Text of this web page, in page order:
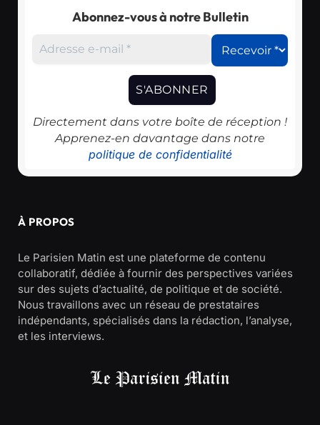
Abonnez-vous à notre Bulletin
Directement dans votre boîte de réception !
Apprenez-en davantage dans notre
politique de confidentialité
À PROPOS
Le Parisien Matin est une plateforme de contenu
collaboratif, dédiée à fournir des perspectives variées
sur des sujets d’actualité, de politique et de société.
Nous travaillons avec un réseau de prestataires
indépendants, spécialisés dans la rédaction, l’analyse,
et les interviews.